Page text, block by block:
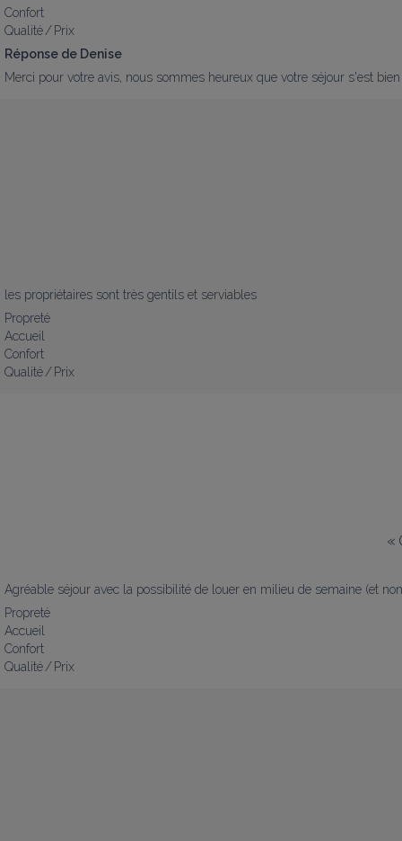
Confort
Qualité / Prix
Réponse de Denise
Merci pour votre avis, nous sommes heureux que votre séjour s'est
les propriétaires sont très gentils et serviables
Propreté
Accueil
Confort
Qualité / Prix
«
Agréable séjour avec la possibilité de louer en milieu de semaine (et
Propreté
Accueil
Confort
Qualité / Prix